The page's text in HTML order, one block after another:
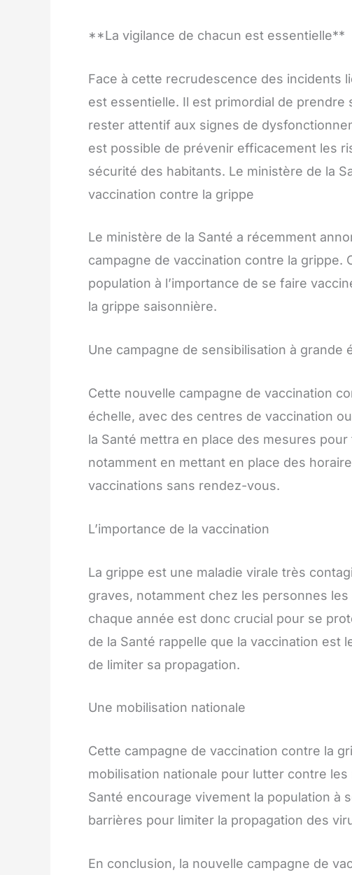
**La vigilance de chacun est essentielle**
Face à cette recrudescence des incidents
est essentielle. Il est primordial de
rester attentif aux signes de
est possible de prévenir efficacement les
sécurité des habitants. Le ministère de la
vaccination contre la grippe
Le ministère de la Santé a récemment
campagne de vaccination contre la grippe.
population à l’importance de se faire
la grippe saisonnière.
Une campagne de sensibilisation à grande
Cette nouvelle campagne de vaccination
échelle, avec des centres de vaccination
la Santé mettra en place des mesures pour
notamment en mettant en place des
vaccinations sans rendez-vous.
L’importance de la vaccination
La grippe est une maladie virale très
graves, notamment chez les personnes
chaque année est donc crucial pour se
de la Santé rappelle que la vaccination est
de limiter sa propagation.
Une mobilisation nationale
Cette campagne de vaccination contre la
mobilisation nationale pour lutter contre
Santé encourage vivement la population à
barrières pour limiter la propagation des
En conclusion, la nouvelle campagne de